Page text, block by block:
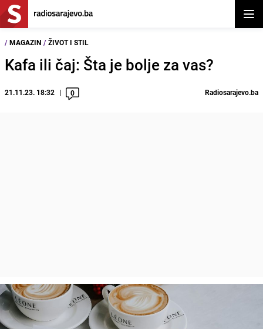
/ MAGAZIN / ŽIVOT I STIL
Kafa ili čaj: Šta je bolje za vas?
21.11.23. 18:32 0 Radiosarajevo.ba